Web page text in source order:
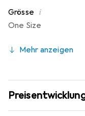
Grösse i
One Size
Mehr anzeigen